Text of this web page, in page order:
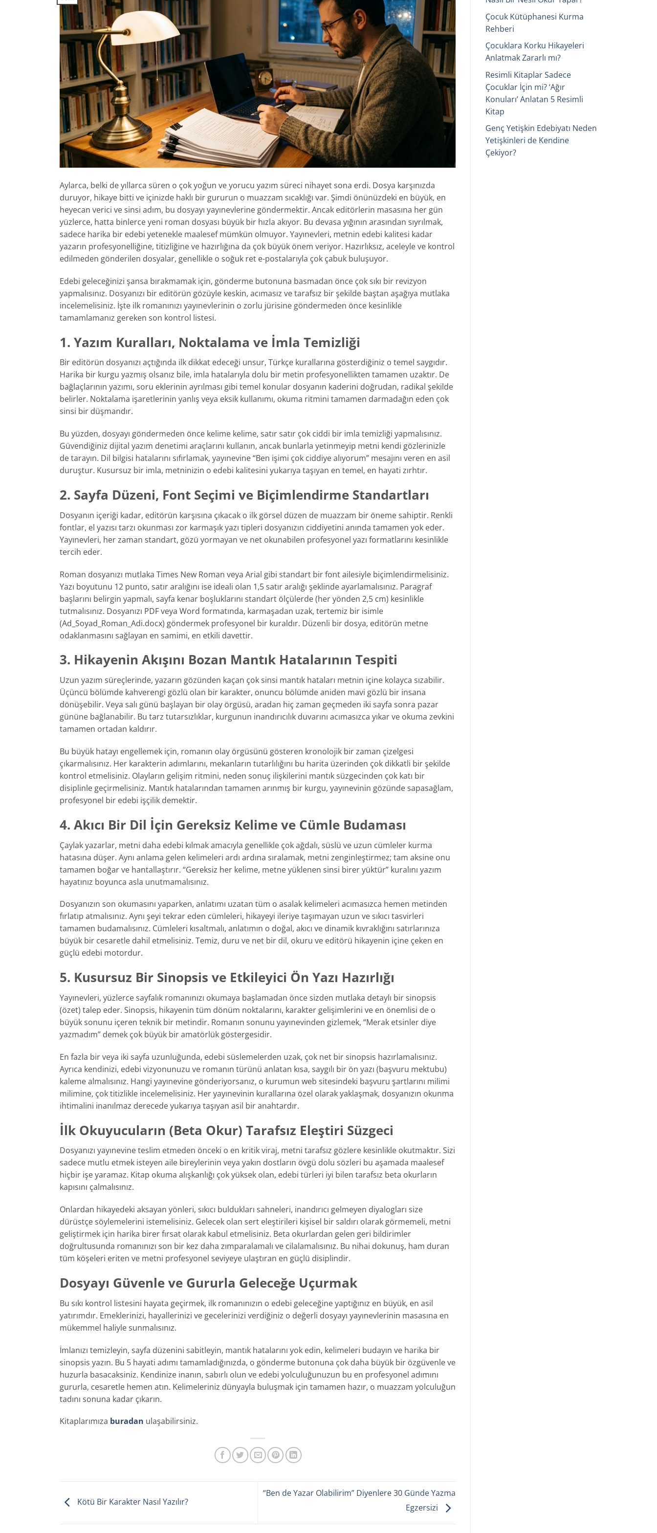
Aylarca, belki de yıllarca süren o çok yoğun ve yorucu yazım süreci nihayet sona erdi. Dosya karşınızda
duruyor, hikaye bitti ve içinizde haklı bir gururun o muazzam sıcaklığı var. Şimdi önünüzdeki en büyük, en
heyecan verici ve sinsi adım, bu dosyayı yayınevlerine göndermektir. Ancak editörlerin masasına her gün
yüzlerce, hatta binlerce yeni roman dosyası büyük bir hızla akıyor. Bu devasa yığının arasından sıyrılmak,
sadece harika bir edebi yetenekle maalesef mümkün olmuyor. Yayınevleri, metnin edebi kalitesi kadar
yazarın profesyonelliğine, titizliğine ve hazırlığına da çok büyük önem veriyor. Hazırlıksız, aceleyle ve kontrol
edilmeden gönderilen dosyalar, genellikle o soğuk ret e-postalarıyla çok çabuk buluşuyor.
Edebi geleceğinizi şansa bırakmamak için, gönderme butonuna basmadan önce çok sıkı bir revizyon
yapmalısınız. Dosyanızı bir editörün gözüyle keskin, acımasız ve tarafsız bir şekilde baştan aşağıya mutlaka
incelemelisiniz. İşte ilk romanınızı yayınevlerinin o zorlu jürisine göndermeden önce kesinlikle
tamamlamanız gereken son kontrol listesi.
1. Yazım Kuralları, Noktalama ve İmla Temizliği
Bir editörün dosyanızı açtığında ilk dikkat edeceği unsur, Türkçe kurallarına gösterdiğiniz o temel saygıdır.
Harika bir kurgu yazmış olsanız bile, imla hatalarıyla dolu bir metin profesyonellikten tamamen uzaktır. De
bağlaçlarının yazımı, soru eklerinin ayrılması gibi temel konular dosyanın kaderini doğrudan, radikal şekilde
belirler. Noktalama işaretlerinin yanlış veya eksik kullanımı, okuma ritmini tamamen darmadağın eden çok
sinsi bir düşmandır.
Bu yüzden, dosyayı göndermeden önce kelime kelime, satır satır çok ciddi bir imla temizliği yapmalısınız.
Güvendiğiniz dijital yazım denetimi araçlarını kullanın, ancak bunlarla yetinmeyip metni kendi gözlerinizle
de tarayın. Dil bilgisi hatalarını sıfırlamak, yayınevine “Ben işimi çok ciddiye alıyorum” mesajını veren en asil
duruştur. Kusursuz bir imla, metninizin o edebi kalitesini yukarıya taşıyan en temel, en hayati zırhtır.
2. Sayfa Düzeni, Font Seçimi ve Biçimlendirme Standartları
Dosyanın içeriği kadar, editörün karşısına çıkacak o ilk görsel düzen de muazzam bir öneme sahiptir. Renkli
fontlar, el yazısı tarzı okunması zor karmaşık yazı tipleri dosyanızın ciddiyetini anında tamamen yok eder.
Yayınevleri, her zaman standart, gözü yormayan ve net okunabilen profesyonel yazı formatlarını kesinlikle
tercih eder.
Roman dosyanızı mutlaka Times New Roman veya Arial gibi standart bir font ailesiyle biçimlendirmelisiniz.
Yazı boyutunu 12 punto, satır aralığını ise ideali olan 1,5 satır aralığı şeklinde ayarlamalısınız. Paragraf
başlarını belirgin yapmalı, sayfa kenar boşluklarını standart ölçülerde (her yönden 2,5 cm) kesinlikle
tutmalısınız. Dosyanızı PDF veya Word formatında, karmaşadan uzak, tertemiz bir isimle
(Ad_Soyad_Roman_Adi.docx) göndermek profesyonel bir kuraldır. Düzenli bir dosya, editörün metne
odaklanmasını sağlayan en samimi, en etkili davettir.
3. Hikayenin Akışını Bozan Mantık Hatalarının Tespiti
Uzun yazım süreçlerinde, yazarın gözünden kaçan çok sinsi mantık hataları metnin içine kolayca sızabilir.
Üçüncü bölümde kahverengi gözlü olan bir karakter, onuncu bölümde aniden mavi gözlü bir insana
dönüşebilir. Veya salı günü başlayan bir olay örgüsü, aradan hiç zaman geçmeden iki sayfa sonra pazar
gününe bağlanabilir. Bu tarz tutarsızlıklar, kurgunun inandırıcılık duvarını acımasızca yıkar ve okuma zevkini
tamamen ortadan kaldırır.
Bu büyük hatayı engellemek için, romanın olay örgüsünü gösteren kronolojik bir zaman çizelgesi
çıkarmalısınız. Her karakterin adımlarını, mekanların tutarlılığını bu harita üzerinden çok dikkatli bir şekilde
kontrol etmelisiniz. Olayların gelişim ritmini, neden sonuç ilişkilerini mantık süzgecinden çok katı bir
disiplinle geçirmelisiniz. Mantık hatalarından tamamen arınmış bir kurgu, yayınevinin gözünde sapasağlam,
profesyonel bir edebi işçilik demektir.
4. Akıcı Bir Dil İçin Gereksiz Kelime ve Cümle Budaması
Çaylak yazarlar, metni daha edebi kılmak amacıyla genellikle çok ağdalı, süslü ve uzun cümleler kurma
hatasına düşer. Aynı anlama gelen kelimeleri ardı ardına sıralamak, metni zenginleştirmez; tam aksine onu
tamamen boğar ve hantallaştırır. “Gereksiz her kelime, metne yüklenen sinsi birer yüktür” kuralını yazım
hayatınız boyunca asla unutmamalısınız.
Dosyanızın son okumasını yaparken, anlatımı uzatan tüm o asalak kelimeleri acımasızca hemen metinden
fırlatıp atmalısınız. Aynı şeyi tekrar eden cümleleri, hikayeyi ileriye taşımayan uzun ve sıkıcı tasvirleri
tamamen budamalısınız. Cümleleri kısaltmalı, anlatımın o doğal, akıcı ve dinamik kıvraklığını satırlarınıza
büyük bir cesaretle dahil etmelisiniz. Temiz, duru ve net bir dil, okuru ve editörü hikayenin içine çeken en
güçlü edebi motordur.
5. Kusursuz Bir Sinopsis ve Etkileyici Ön Yazı Hazırlığı
Yayınevleri, yüzlerce sayfalık romanınızı okumaya başlamadan önce sizden mutlaka detaylı bir sinopsis
(özet) talep eder. Sinopsis, hikayenin tüm dönüm noktalarını, karakter gelişimlerini ve en önemlisi de o
büyük sonunu içeren teknik bir metindir. Romanın sonunu yayınevinden gizlemek, “Merak etsinler diye
yazmadım” demek çok büyük bir amatörlük göstergesidir.
En fazla bir veya iki sayfa uzunluğunda, edebi süslemelerden uzak, çok net bir sinopsis hazırlamalısınız.
Ayrıca kendinizi, edebi vizyonunuzu ve romanın türünü anlatan kısa, saygılı bir ön yazı (başvuru mektubu)
kaleme almalısınız. Hangi yayınevine gönderiyorsanız, o kurumun web sitesindeki başvuru şartlarını milimi
milimine, çok titizlikle incelemelisiniz. Her yayınevinin kurallarına özel olarak yaklaşmak, dosyanızın okunma
ihtimalini inanılmaz derecede yukarıya taşıyan asil bir anahtardır.
İlk Okuyucuların (Beta Okur) Tarafsız Eleştiri Süzgeci
Dosyanızı yayınevine teslim etmeden önceki o en kritik viraj, metni tarafsız gözlere kesinlikle okutmaktır. Sizi
sadece mutlu etmek isteyen aile bireylerinin veya yakın dostların övgü dolu sözleri bu aşamada maalesef
hiçbir işe yaramaz. Kitap okuma alışkanlığı çok yüksek olan, edebi türleri iyi bilen tarafsız beta okurların
kapısını çalmalısınız.
Onlardan hikayedeki aksayan yönleri, sıkıcı buldukları sahneleri, inandırıcı gelmeyen diyalogları size
dürüstçe söylemelerini istemelisiniz. Gelecek olan sert eleştirileri kişisel bir saldırı olarak görmemeli, metni
geliştirmek için harika birer fırsat olarak kabul etmelisiniz. Beta okurlardan gelen geri bildirimler
doğrultusunda romanınızı son bir kez daha zımparalamalı ve cilalamalısınız. Bu nihai dokunuş, ham duran
tüm köşeleri eriten ve metni profesyonel seviyeye ulaştıran en güçlü disiplindir.
Dosyayı Güvenle ve Gururla Geleceğe Uçurmak
Bu sıkı kontrol listesini hayata geçirmek, ilk romanınızın o edebi geleceğine yaptığınız en büyük, en asil
yatırımdır. Emeklerinizi, hayallerinizi ve gecelerinizi verdiğiniz o değerli dosyayı yayınevlerinin masasına en
mükemmel haliyle sunmalısınız.
İmlanızı temizleyin, sayfa düzenini sabitleyin, mantık hatalarını yok edin, kelimeleri budayın ve harika bir
sinopsis yazın. Bu 5 hayati adımı tamamladığınızda, o gönderme butonuna çok daha büyük bir özgüvenle ve
huzurla basacaksiniz. Kendinize inanın, sabırlı olun ve edebi yolculuğunuzun bu en profesyonel adımını
gururla, cesaretle hemen atın. Kelimeleriniz dünyayla buluşmak için tamamen hazır, o muazzam yolculuğun
tadını sonuna kadar çıkarın.
Kitaplarımıza buradan ulaşabilirsiniz.
Kötü Bir Karakter Nasıl Yazılır?
“Ben de Yazar Olabilirim” Diyenlere 30 Günde Yazma
Egzersizi
Çocuk Kütüphanesi Kurma
Rehberi
Çocuklara Korku Hikayeleri
Anlatmak Zararlı mı?
Resimli Kitaplar Sadece
Çocuklar İçin mi? ‘Ağır
Konuları’ Anlatan 5 Resimli
Kitap
Genç Yetişkin Edebiyatı Neden
Yetişkinleri de Kendine
Çekiyor?